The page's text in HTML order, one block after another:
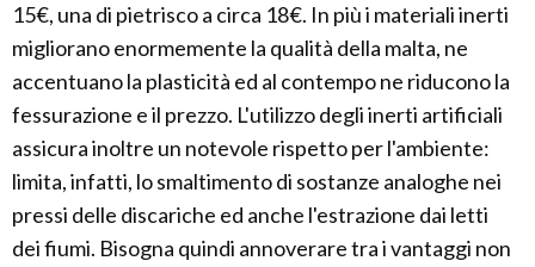
15€, una di pietrisco a circa 18€. In più i materiali inerti
migliorano enormemente la qualità della malta, ne
accentuano la plasticità ed al contempo ne riducono la
fessurazione e il prezzo. L'utilizzo degli inerti artificiali
assicura inoltre un notevole rispetto per l'ambiente:
limita, infatti, lo smaltimento di sostanze analoghe nei
pressi delle discariche ed anche l'estrazione dai letti
dei fiumi. Bisogna quindi annoverare tra i vantaggi non